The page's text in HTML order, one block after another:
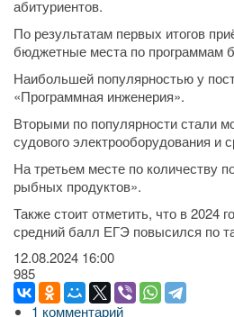
абитуриентов.
По результатам первых итогов
бюджетные места по программам
Наибольшей популярностью у
«Программная инженерия».
Вторыми по популярности стали
судового электрооборудования и
На третьем месте по количеству
рыбных продуктов».
Также стоит отметить, что в 2024
средний балл ЕГЭ повысился по
12.08.2024 16:00
985
1 комментарий